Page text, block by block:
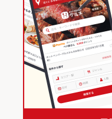
ー二次会
各種宴会予約承り
広島駅・横川・その他広島
皆実町六丁目（西側）駅 ×
皆実町六丁目（西側）駅 ×
広島 × 韓国料理
広島 × サムギョプサル
広島市南区の焼肉・ホルモ